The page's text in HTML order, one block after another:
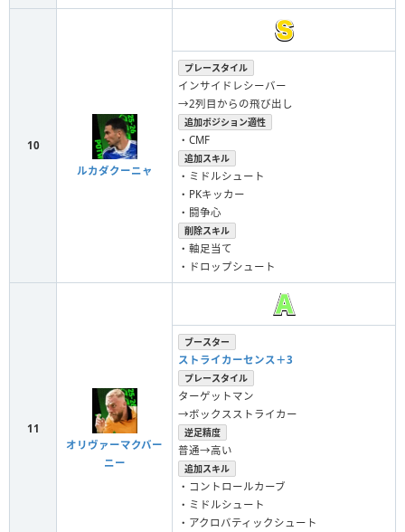
10
ルカダクーニャ
プレースタイル
インサイドレシーバー
→2列目からの飛び出し
追加ポジション適性
・CMF
追加スキル
・ミドルシュート
・PKキッカー
・闘争心
削除スキル
・軸足当て
・ドロップシュート
11
オリヴァーマクバー
ニー
ブースター
ストライカーセンス＋3
プレースタイル
ターゲットマン
→ボックスストライカー
逆足精度
普通→高い
追加スキル
・コントロールカーブ
・ミドルシュート
・アクロバティックシュート